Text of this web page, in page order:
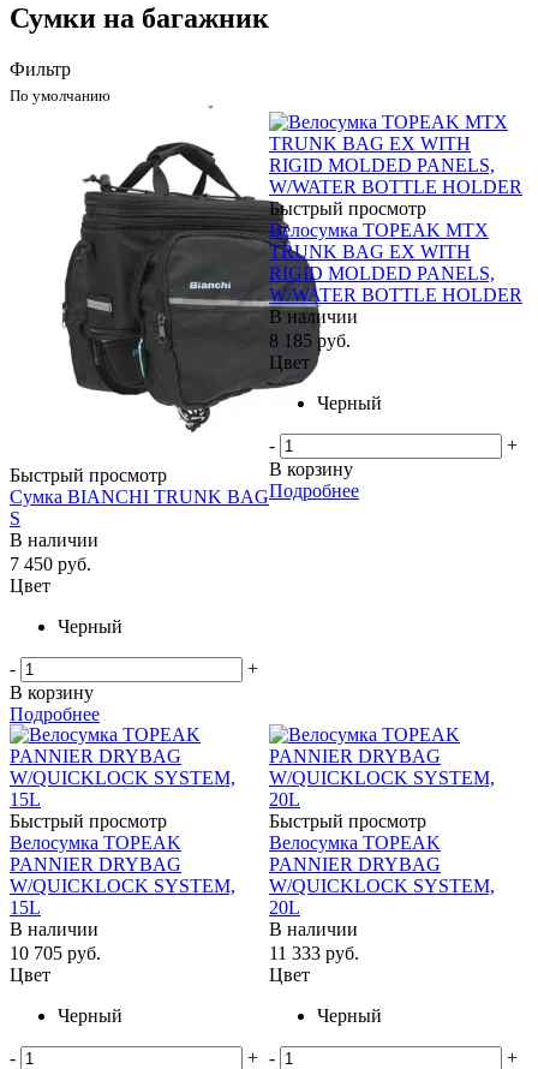
Сумки на багажник
Фильтр
По умолчанию
Быстрый просмотр
Сумка BIANCHI TRUNK BAG
S
В наличии
7 450 руб.
Цвет
Черный
-
+
В корзину
Подробнее
Быстрый просмотр
Велосумка TOPEAK MTX
TRUNK BAG EX WITH
RIGID MOLDED PANELS,
W/WATER BOTTLE HOLDER
В наличии
8 185 руб.
Цвет
Черный
-
+
В корзину
Подробнее
Быстрый просмотр
Велосумка TOPEAK
PANNIER DRYBAG
W/QUICKLOCK SYSTEM,
15L
В наличии
10 705 руб.
Цвет
Черный
-
+
Быстрый просмотр
Велосумка TOPEAK
PANNIER DRYBAG
W/QUICKLOCK SYSTEM,
20L
В наличии
11 333 руб.
Цвет
Черный
-
+